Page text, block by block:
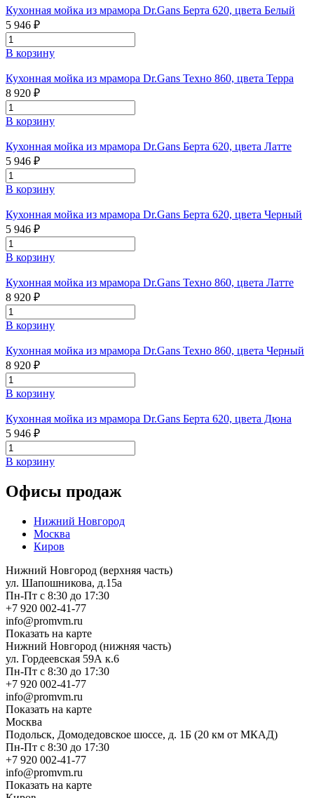
Кухонная мойка из мрамора Dr.Gans Берта 620, цвета Белый
5 946 ₽
В корзину
Кухонная мойка из мрамора Dr.Gans Техно 860, цвета Терра
8 920 ₽
В корзину
Кухонная мойка из мрамора Dr.Gans Берта 620, цвета Латте
5 946 ₽
В корзину
Кухонная мойка из мрамора Dr.Gans Берта 620, цвета Черный
5 946 ₽
В корзину
Кухонная мойка из мрамора Dr.Gans Техно 860, цвета Латте
8 920 ₽
В корзину
Кухонная мойка из мрамора Dr.Gans Техно 860, цвета Черный
8 920 ₽
В корзину
Кухонная мойка из мрамора Dr.Gans Берта 620, цвета Дюна
5 946 ₽
В корзину
Офисы продаж
Нижний Новгород
Москва
Киров
Нижний Новгород (верхняя часть)
ул. Шапошникова, д.15а
Пн-Пт с 8:30 до 17:30
+7 920 002-41-77
info@promvm.ru
Показать на карте
Нижний Новгород (нижняя часть)
ул. Гордеевская 59А к.6
Пн-Пт с 8:30 до 17:30
+7 920 002-41-77
info@promvm.ru
Показать на карте
Москва
Подольск, Домодедовское шоссе, д. 1Б (20 км от МКАД)
Пн-Пт с 8:30 до 17:30
+7 920 002-41-77
info@promvm.ru
Показать на карте